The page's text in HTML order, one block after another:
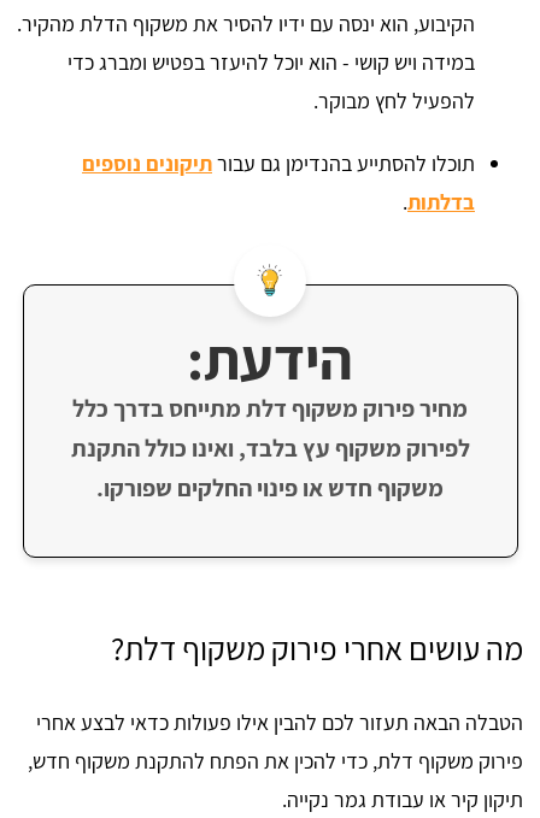
הקיבוע, הוא ינסה עם ידיו להסיר את משקוף הדלת מהקיר.
במידה ויש קושי - הוא יוכל להיעזר בפטיש ומברג כדי
להפעיל לחץ מבוקר.
תוכלו להסתייע בהנדימן גם עבורתיקונים נוספים
בדלתות.
הידעת:
מחיר פירוק משקוף דלת מתייחס בדרך כלל
לפירוק משקוף עץ בלבד, ואינו כולל התקנת
משקוף חדש או פינוי החלקים שפורקו.
מה עושים אחרי פירוק משקוף דלת?
הטבלה הבאה תעזור לכם להבין אילו פעולות כדאי לבצע אחרי
פירוק משקוף דלת, כדי להכין את הפתח להתקנת משקוף חדש,
תיקון קיר או עבודת גמר נקייה.